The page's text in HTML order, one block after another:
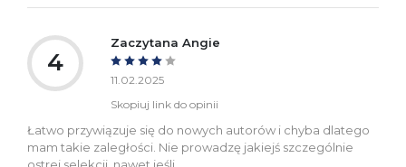
4
Zaczytana Angie
11.02.2025
Skopiuj link do opinii
Łatwo przywiązuje się do nowych autorów i chyba dlatego
mam takie zaległości. Nie prowadzę jakiejś szczególnie
ostrej selekcji, nawet jeśli